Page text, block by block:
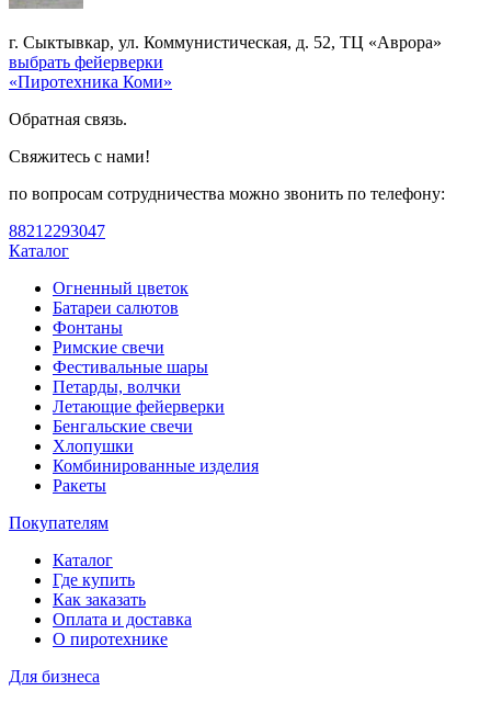
г. Сыктывкар, ул. Коммунистическая, д. 52, ТЦ «Аврора»
выбрать фейерверки
«Пиротехника Коми»
Обратная связь.
Свяжитесь с нами!
по вопросам сотрудничества можно звонить по телефону:
88212293047
Каталог
Огненный цветок
Батареи салютов
Фонтаны
Римские свечи
Фестивальные шары
Петарды, волчки
Летающие фейерверки
Бенгальские свечи
Хлопушки
Комбинированные изделия
Ракеты
Покупателям
Каталог
Где купить
Как заказать
Оплата и доставка
О пиротехнике
Для бизнеса